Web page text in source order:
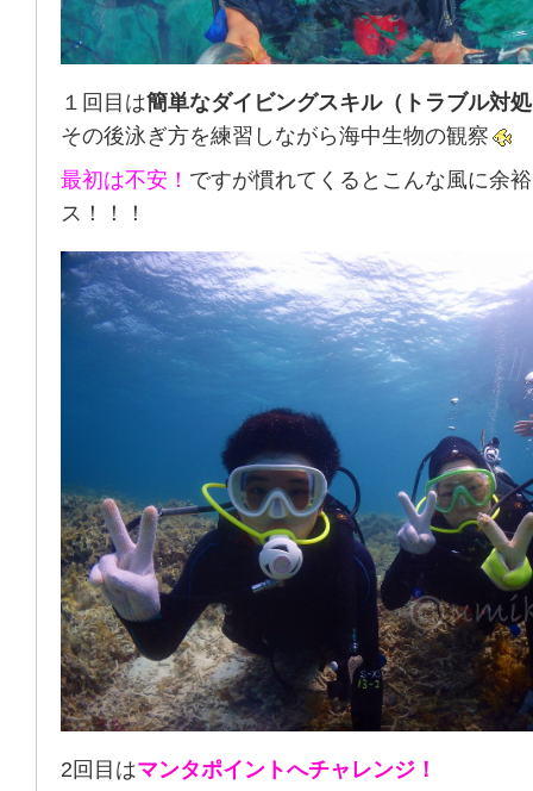
１回目は簡単なダイビングスキル（トラブル対
その後泳ぎ方を練習しながら海中生物の観察
最初は不安！ ですが慣れてくるとこんな風に余
ス！！！
2回目はマンタポイントへチャレンジ！